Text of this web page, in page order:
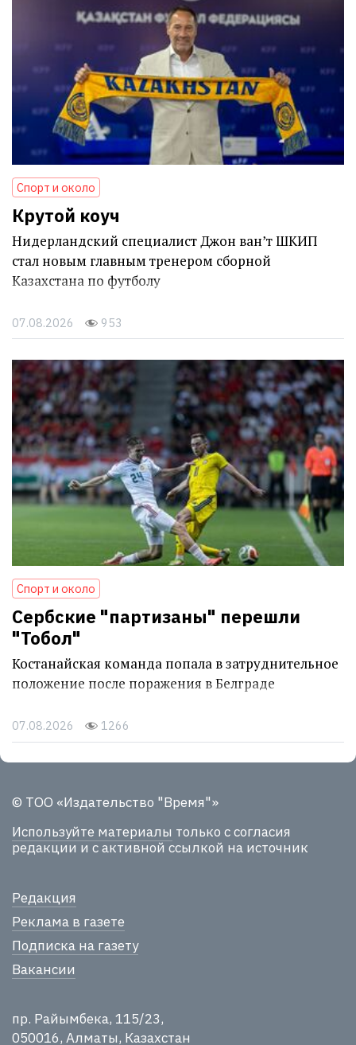
Спорт и около
Крутой коуч
Нидерландский специалист Джон ван’т ШКИП
стал новым главным тренером сборной
Казахстана по футболу
07.08.2026 953
Спорт и около
Сербские "партизаны" перешли
"Тобол"
Костанайская команда попала в затруднительное
положение после поражения в Белграде
07.08.2026 1266
© ТОО «Издательство "Время"»
Используйте материалы только с согласия
редакции и с активной ссылкой на источник
Редакция
Реклама в газете
Подписка на газету
Вакансии
пр. Райымбека, 115/23,
050016, Алматы, Казахстан